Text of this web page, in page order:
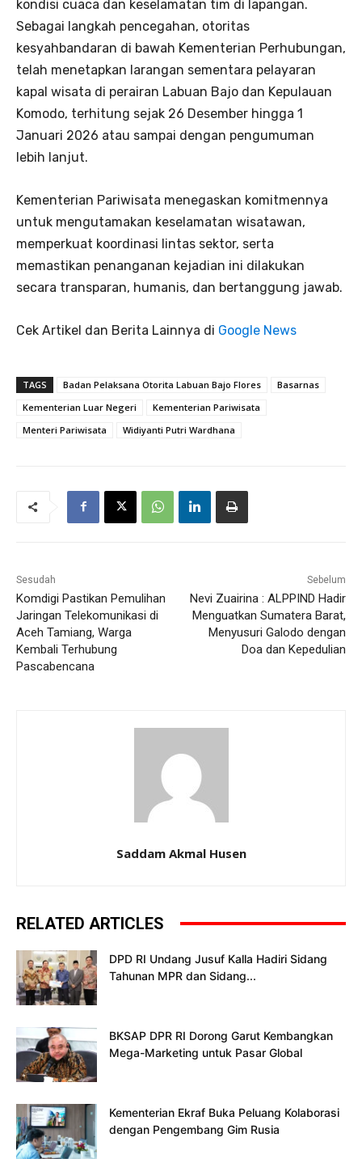
kondisi cuaca dan keselamatan tim di lapangan.
Sebagai langkah pencegahan, otoritas
kesyahbandaran di bawah Kementerian Perhubungan,
telah menetapkan larangan sementara pelayaran
kapal wisata di perairan Labuan Bajo dan Kepulauan
Komodo, terhitung sejak 26 Desember hingga 1
Januari 2026 atau sampai dengan pengumuman
lebih lanjut.
Kementerian Pariwisata menegaskan komitmennya
untuk mengutamakan keselamatan wisatawan,
memperkuat koordinasi lintas sektor, serta
memastikan penanganan kejadian ini dilakukan
secara transparan, humanis, dan bertanggung jawab.
Cek Artikel dan Berita Lainnya di Google News
TAGS Badan Pelaksana Otorita Labuan Bajo Flores
Basarnas
Kementerian Luar Negeri
Kementerian Pariwisata
Menteri Pariwisata
Widiyanti Putri Wardhana
Sesudah
Komdigi Pastikan Pemulihan
Jaringan Telekomunikasi di
Aceh Tamiang, Warga
Kembali Terhubung
Pascabencana
Sebelum
Nevi Zuairina : ALPPIND Hadir
Menguatkan Sumatera Barat,
Menyusuri Galodo dengan
Doa dan Kepedulian
Saddam Akmal Husen
RELATED ARTICLES
DPD RI Undang Jusuf Kalla Hadiri Sidang
Tahunan MPR dan Sidang...
BKSAP DPR RI Dorong Garut Kembangkan
Mega-Marketing untuk Pasar Global
Kementerian Ekraf Buka Peluang Kolaborasi
dengan Pengembang Gim Rusia